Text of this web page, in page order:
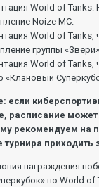
World of Tanks:
Noize MC.
World of Tanks,
группы
World of Tanks,
«Клановый
если
расписание может
рекомендуем на
турнира приходить
награждения
по World of